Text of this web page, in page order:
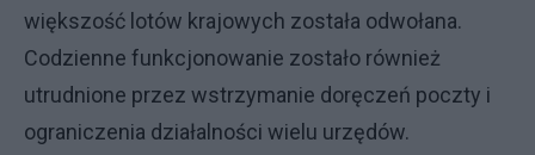
większość lotów krajowych została odwołana.
Codzienne funkcjonowanie zostało również
utrudnione przez wstrzymanie doręczeń poczty i
ograniczenia działalności wielu urzędów.